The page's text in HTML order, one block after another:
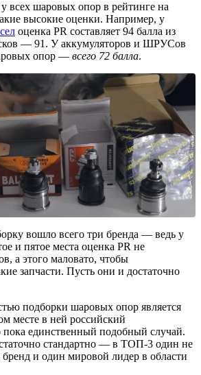
всех шаровых опор в рейтинге на
высокие оценки. Например, у
оценка PR составляет 94 балла из
— 91. У аккумуляторов и ШРУСов
опор — всего 72 балла.
вошло всего три бренда — ведь у
и пятое места оценка PR не
а этого маловато, чтобы
запчасти. Пусть они и достаточно
подборки шаровых опор является
месте в ней российский
пока единственный подобный случай.
стандартно — в ТОП-3 один не
и один мировой лидер в области